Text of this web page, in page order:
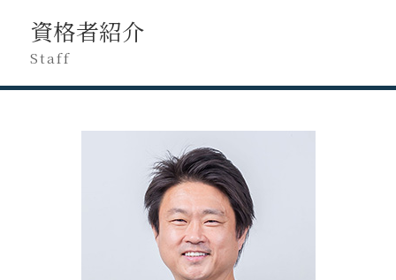
税務調査 国税OB
税務調査 期間
税務調査 選ばれる 理由
税理士 セカンドオピニオン
税理士交代時 契約内容
税理士変更 必要書類
税理士交代 手続き
税理士変更 書類
確定申告 遅れた
無申告 ペナルティ
確定申告 忘れた
無申告 個人事業主
修正申告 ペナルティ
修正申告 税理士 費用
税務相談 どこまで
税務申告 決算承認
税務申告 決算確定日
税務相談 税理士
税務申告 法人 期限
税務調査 対象期間
税務調査 注意点
八王子市 税務調査 対応
立川市 税務調査 対応
府中市 事業計画
八王子市 会社設立
日野市 税務調査 対応
立川市 事業計画
立川市 税務申告
日野市 創業支援
資格者紹介
Staff